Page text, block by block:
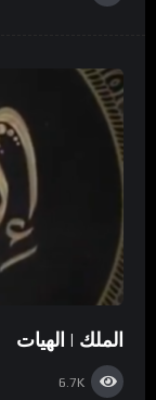
الملك | الهيات
6.7K